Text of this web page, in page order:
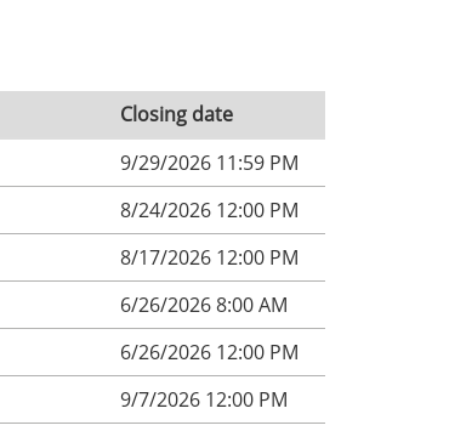
Closing date
9/29/2026 11:59 PM
8/24/2026 12:00 PM
8/17/2026 12:00 PM
6/26/2026 8:00 AM
6/26/2026 12:00 PM
9/7/2026 12:00 PM